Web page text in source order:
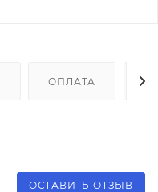
ОПЛАТА
ОСТАВИТЬ ОТЗЫВ